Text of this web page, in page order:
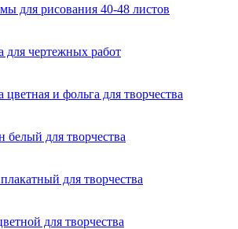
для рисования 40-48 листов
для чертежных работ
цветная и фольга для творчества
белый для творчества
для творчества
для творчества